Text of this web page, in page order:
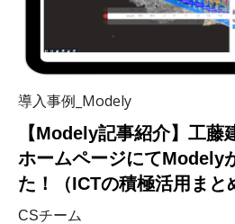
導入事例_Modely
【Modely記事紹介】工藤
ホームページにてModely
た！（ICTの積極活用まと
CSチーム